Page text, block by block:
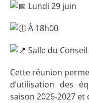
Lundi 29 juin
À 18h00
Salle du
Cette réunion
d’utilisation des
saison 2026-2027